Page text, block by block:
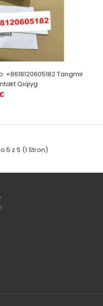
Tangmir
Qiqiyg
5 z 5 (1 Stron)